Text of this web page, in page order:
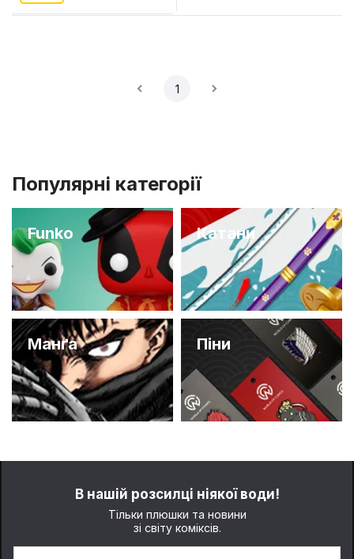
1
Популярні категорії
Funko Катани
Манґа Піни
В нашій розсилці ніякої води!
Тільки плюшки та новини
зі світу коміксів.